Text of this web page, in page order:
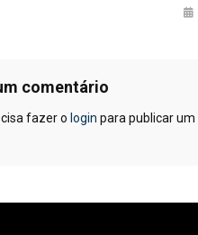
comentário
fazer o login para publicar um